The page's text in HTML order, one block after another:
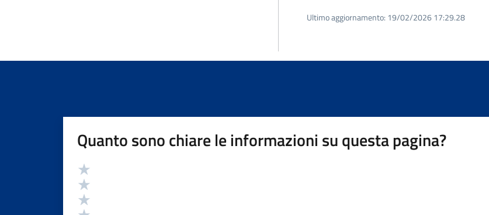
Ultimo aggiornamento: 19/02/2026 17:29.28
Quanto sono chiare le informazioni su questa pagina?
Valutazione